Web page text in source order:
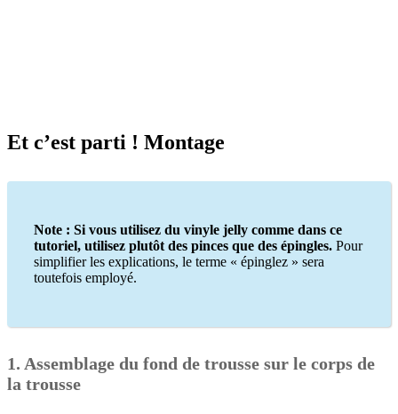
Et c’est parti ! Montage
Note : Si vous utilisez du vinyle jelly comme dans ce
tutoriel, utilisez plutôt des pinces que des épingles. Pour
simplifier les explications, le terme « épinglez » sera
toutefois employé.
1. Assemblage du fond de trousse sur le corps de
la trousse